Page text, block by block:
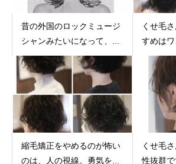
昔の外国のロックミュージ
シャンみたいになって、...
くせ毛
すめはワ
縮毛矯正をやめるのが怖い
のは、人の視線。勇気を...
くせ毛
性抜群で